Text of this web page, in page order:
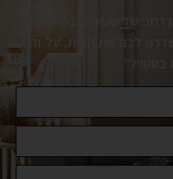
רחב של שטיחים במחירים
לכם את הבית, על זה